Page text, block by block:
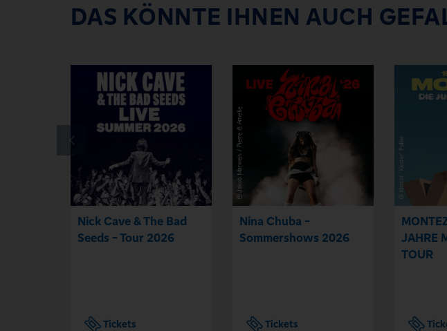
DAS KÖNNTE IHNEN AUCH
Nick Cave & The Bad
Seeds - Tour 2026
Tickets
Nina Chuba -
Sommershows 2026
Tickets
JAHRE
TOUR